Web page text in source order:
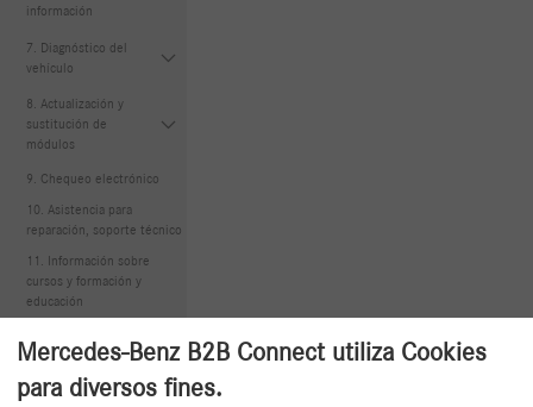
información
7. Diagnóstico del
vehículo
8. Actualización y
sustitución de
módulos
9. Chequeo electrónico
10. Asistencia para
reparación, soporte técnico
11. Información sobre
cursos y formación y
educación
Mercedes-Benz B2B Connect utiliza Cookies
para diversos fines.